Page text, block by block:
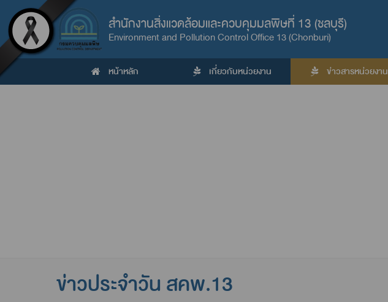
สำนักงานสิ่งแวดล้อมและควบคุมมลพิษที่ 13 (ชลบุรี)
Environment and Pollution Control Office 13 (Chonburi)
หน้าหลัก เกี่ยวกับหน่วยงาน ข่าวสารหน่วยงาน
ข่าวประจำวัน สคพ.13